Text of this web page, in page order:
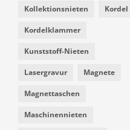
Kollektionsnieten Kordel
Kordelklammer
Kunststoff-Nieten
Lasergravur Magnete
Magnettaschen
Maschinennieten